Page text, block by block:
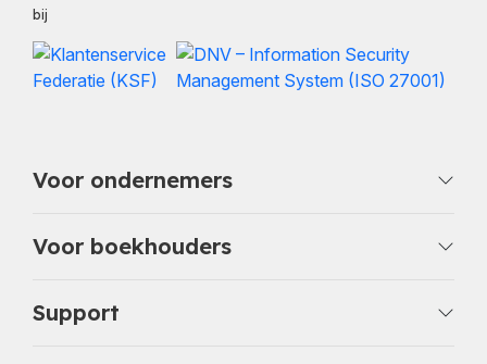
bij
Voor ondernemers
Voor boekhouders
Support